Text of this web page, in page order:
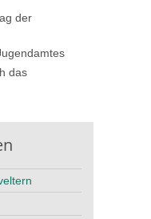
der
das